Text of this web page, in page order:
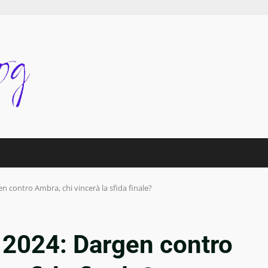
contro Ambra, chi vincerà la sfida finale?
Dargen contro